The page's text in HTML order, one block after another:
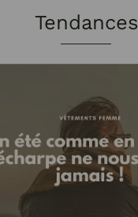
Tendances